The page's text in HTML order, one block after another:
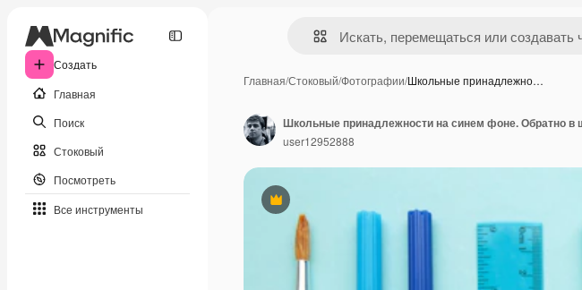
Создать
Главная
Поиск
Стоковый
Посмотреть
Все инструменты
Главная/Стоковый/Фотографии/Школьные принадлежно…
Премиум
user12952888